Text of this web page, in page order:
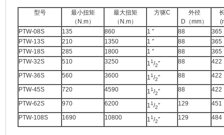
型号
最小扭矩
（N.m）
最大扭矩
（N.m）
方驱C
外径
D（mm）
PTW-08S
135 860 1 ″ 88
365
PTW-13S
210 1350 1 ″ 88
365
PTW-18S
285 1800 1 ″ 88
365
PTW-32S
510 3250 11/2″ 88
422
PTW-36S
560 3600 11/2″ 88
422
PTW-45S
720 4590 11/2″ 88
422
PTW-62S
970 6200 11/2″ 129
451
PTW-108S
1690 10800 11/2″ 129 484